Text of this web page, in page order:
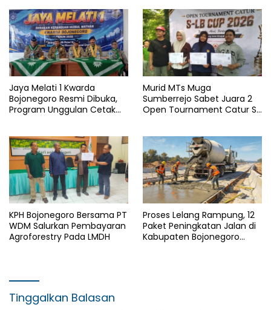
Jaya Melati 1 Kwarda
Bojonegoro Resmi Dibuka,
Program Unggulan Cetak
Murid MTs Muga
Sumberrejo Sabet Juara 2
Open Tournament Catur S-
KPH Bojonegoro Bersama PT
WDM Salurkan Pembayaran
Agroforestry Pada LMDH
Proses Lelang Rampung, 12
Paket Peningkatan Jalan di
Kabupaten Bojonegoro
Tinggalkan Balasan